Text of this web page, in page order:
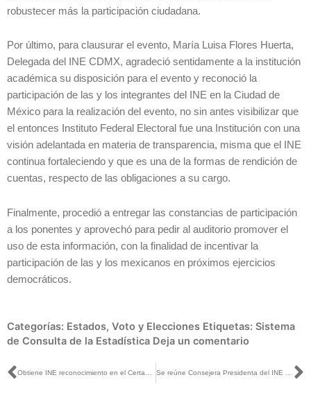
robustecer más la participación ciudadana.
Por último, para clausurar el evento, María Luisa Flores Huerta,
Delegada del INE CDMX, agradeció sentidamente a la institución
académica su disposición para el evento y reconoció la
participación de las y los integrantes del INE en la Ciudad de
México para la realización del evento, no sin antes visibilizar que
el entonces Instituto Federal Electoral fue una Institución con una
visión adelantada en materia de transparencia, misma que el INE
continua fortaleciendo y que es una de la formas de rendición de
cuentas, respecto de las obligaciones a su cargo.
Finalmente, procedió a entregar las constancias de participación
a los ponentes y aprovechó para pedir al auditorio promover el
uso de esta información, con la finalidad de incentivar la
participación de las y los mexicanos en próximos ejercicios
democráticos.
Categorías: Estados, Voto y Elecciones Etiquetas: Sistema
de Consulta de la Estadística Deja un comentario
Ant